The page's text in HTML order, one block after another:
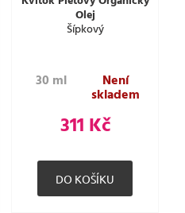
Olej
Šípkový
30 ml Není
skladem
311 Kč